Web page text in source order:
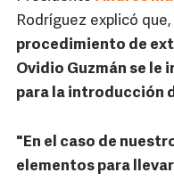
Rodríguez explicó que,
procedimiento de
Ovidio Guzmán se le
para la introducción
"En el caso de
elementos para